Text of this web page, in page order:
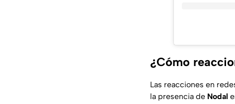
¿Cómo
Las reacciones en
la presencia de Nodal